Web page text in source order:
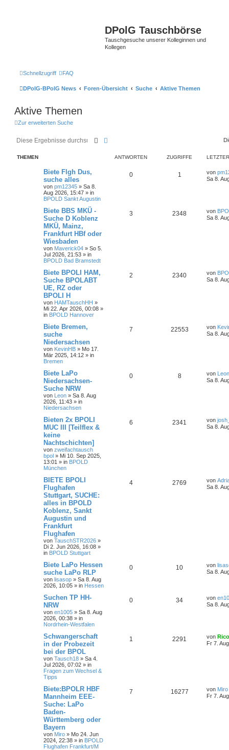
DPolG Tauschbörse
Tauschgesuche unserer Kolleginnen und
Kollegen
Schnellzugriff FAQ
DPolG-BPolG News Foren-Übersicht Suche Aktive Themen
Aktive Themen
Zur erweiterten Suche
Suche
THEMEN ANTWORTEN ZUGRIFFE
Biete Flgh Dus,
suche alles
von pm12345 » Sa 8.
Aug 2026, 15:47 » in
BPOLD Sankt Augustin
0 1 von
Sa 8.
Biete BBS MKÜ -
Suche D Koblenz
MKÜ, Mainz,
Frankfurt HBf oder
Wiesbaden
von Maverick04 » So 5.
Jul 2026, 21:53 » in
BPOLD Bad Bramstedt
3 2348 von
Sa 8.
Biete BPOLI HAM,
Suche BPOLABT
UE, RZ oder
BPOLI H
von HAMTauschHH »
Mi 22. Apr 2026, 00:08 »
in BPOLD Hannover
2 2340 von
Sa 8.
Biete Bremen,
suche
Niedersachsen
von KevinHB » Mo 17.
Mär 2025, 14:12 » in
Bremen
7 22553 von
Sa 8.
Biete LaPo
Niedersachsen-
Suche NRW
von Leon » Sa 8. Aug
2026, 11:43 » in
Niedersachsen
0 8 von Leon
Sa 8.
Bieten 2x BPOLI
MUC III [Teilflex &
keine
Nachtschichten]
von zweifachtausch
bpol » Mi 10. Sep 2025,
13:01 » in BPOLD
München
6 2341 von
Sa 8.
BIETE BPOLI
Flughafen
Stuttgart, SUCHE:
alles in BPOLD
Koblenz, Sankt
Augustin und
Frankfurt
Flughafen
von TauschSTR2026 »
Di 2. Jun 2026, 16:08 »
in BPOLD Stuttgart
4 2769 von
Sa 8.
Biete LaPo Hessen
suche LaPo RLP
von lisasop » Sa 8. Aug
2026, 10:05 » in Hessen
0 10 von
Sa 8.
Suchen TP HH-
NRW
von en1005 » Sa 8. Aug
2026, 00:38 » in
Nordrhein-Westfalen
0 34 von
Sa 8.
Schwangerschaft
in der Probezeit
bei der BPOL
von Tausch18 » Sa 4.
Jul 2026, 07:02 » in
Fragen zum Wechsel &
Tipps
1 2291 von
Fr 7.
Biete:BPOLR HBF
Mannheim EEE-
Suche: LaPo
Baden-
Württemberg oder
Bayern
von Miro » Mo 24. Jun
2024, 22:38 » in BPOLD
Flughafen Frankfurt/M
7 16277 von Miro
Fr 7.